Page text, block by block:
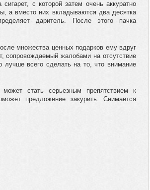
с которой затем очень аккуратно
а вместо них вкладываются два десятка
даритель. После этого пачка
множества ценных подарков ему вдруг
сопровождаемый жалобами на отсутствие
лучше всего сделать на то, что внимание
стать серьезным препятствием к
предложение закурить. Снимается